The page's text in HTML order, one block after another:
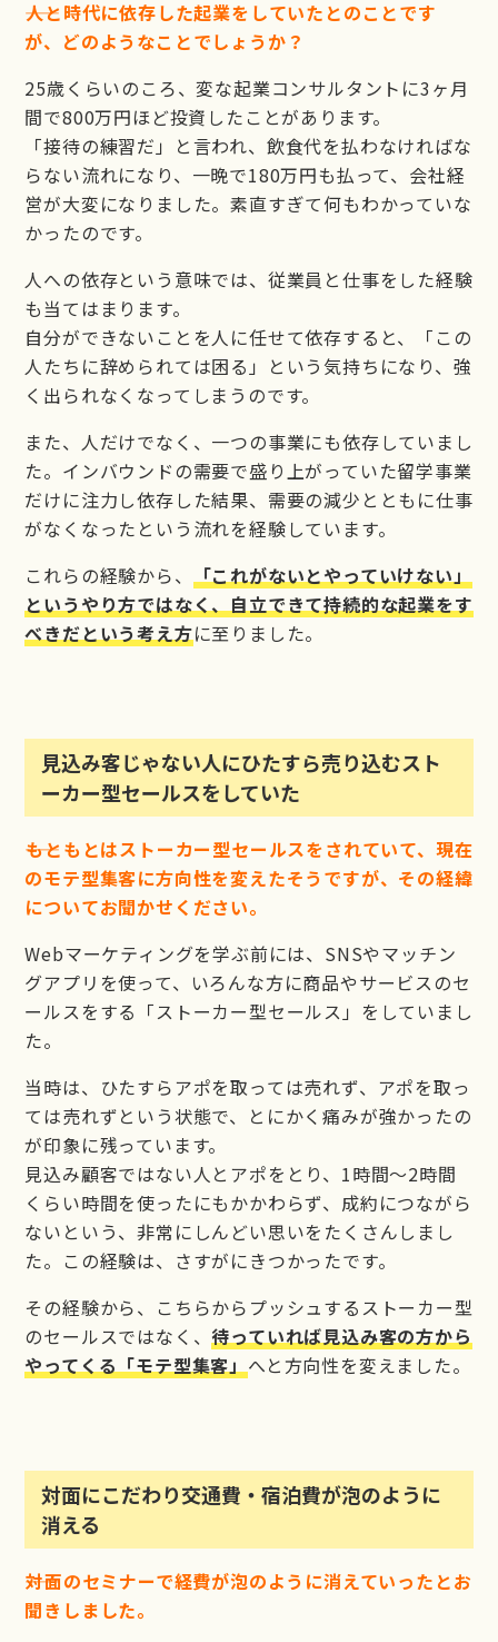
――人と時代に依存した起業をしていたとのことです
が、どのようなことでしょうか？
25歳くらいのころ、変な起業コンサルタントに3ヶ月
間で800万円ほど投資したことがあります。
「接待の練習だ」と言われ、飲食代を払わなければな
らない流れになり、一晩で180万円も払って、会社経
営が大変になりました。素直すぎて何もわかっていな
かったのです。
人への依存という意味では、従業員と仕事をした経験
も当てはまります。
自分ができないことを人に任せて依存すると、「この
人たちに辞められては困る」という気持ちになり、強
く出られなくなってしまうのです。
また、人だけでなく、一つの事業にも依存していまし
た。インバウンドの需要で盛り上がっていた留学事業
だけに注力し依存した結果、需要の減少とともに仕事
がなくなったという流れを経験しています。
これらの経験から、 「これがないとやっていけない」
というやり方ではなく、自立できて持続的な起業をす
べきだという考え方に至りました。
見込み客じゃない人にひたすら売り込むスト
ーカー型セールスをしていた
――もともとはストーカー型セールスをされていて、現在
のモテ型集客に方向性を変えたそうですが、その経緯
についてお聞かせください。
Webマーケティングを学ぶ前には、SNSやマッチン
グアプリを使って、いろんな方に商品やサービスのセ
ールスをする「ストーカー型セールス」をしていまし
た。
当時は、ひたすらアポを取っては売れず、アポを取っ
ては売れずという状態で、とにかく痛みが強かったの
が印象に残っています。
見込み顧客ではない人とアポをとり、1時間〜2時間
くらい時間を使ったにもかかわらず、成約につながら
ないという、非常にしんどい思いをたくさんしまし
た。この経験は、さすがにきつかったです。
その経験から、こちらからプッシュするストーカー型
のセールスではなく、待っていれば見込み客の方から
やってくる「モテ型集客」へと方向性を変えました。
対面にこだわり交通費・宿泊費が泡のように
消える
――対面のセミナーで経費が泡のように消えていったとお
聞きしました。